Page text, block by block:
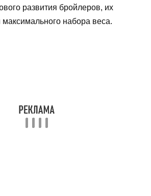
развития бройлеров, их
максимального набора веса.